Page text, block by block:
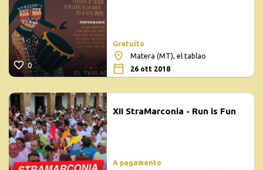
0
Gratuito
Matera (MT), el tablao
26 ott 2018
XII StraMarconia - Run is Fun
A pagamento